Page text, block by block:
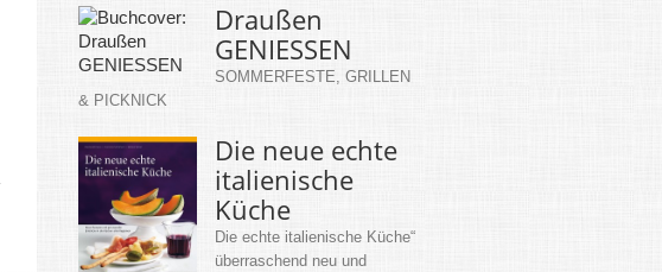
Draußen
GENIESSEN
SOMMERFESTE, GRILLEN
& PICKNICK
Die neue echte
italienische
Küche
Die echte italienische Küche“
überraschend neu und